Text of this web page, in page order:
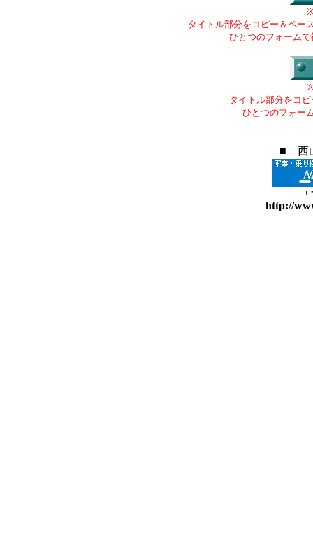
タイトル部分をコピー＆ペー
ひとつのフォーム
タイトル部分をコ
ひとつのフォー
■ 西
+
http://